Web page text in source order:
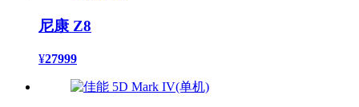
尼康 Z8
¥27999